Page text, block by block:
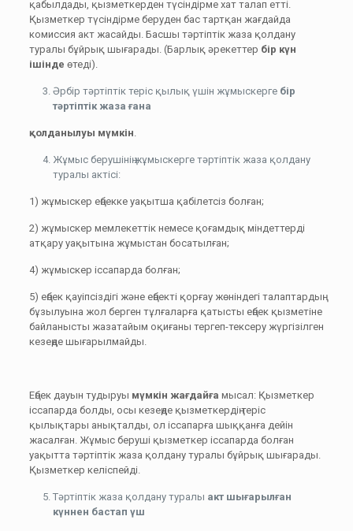
қабылдады, қызметкерден түсіндірме хат талап етті.
Қызметкер түсiндiрме беруден бас тартқан жағдайда
комиссия акт жасайды. Басшы тәртіптік жаза қолдану
туралы бұйрық шығарады. (Барлық әрекеттер бір күн
ішінде өтеді).
Әрбір тәртіптік теріс қылық үшін жұмыскерге бір
тәртіптік жаза ғана
қолданылуы мүмкін.
Жұмыс берушінің жұмыскерге тәртіптік жаза қолдану
туралы актісі:
1) жұмыскер еңбекке уақытша қабілетсіз болған;
2) жұмыскер мемлекеттік немесе қоғамдық міндеттерді
атқару уақытына жұмыстан босатылған;
4) жұмыскер іссапарда болған;
5) еңбек қауіпсіздігі және еңбекті қорғау жөніндегі талаптардың
бұзылуына жол берген тұлғаларға қатысты еңбек қызметіне
байланысты жазатайым оқиғаны тергеп-тексеру жүргізілген
кезеңде шығарылмайды.
Еңбек дауын тудыруы мүмкін жағдайға мысал: Қызметкер
іссапарда болды, осы кезеңде қызметкердің теріс
қылықтары анықталды, ол іссапарға шыққанға дейін
жасалған. Жұмыс беруші қызметкер іссапарда болған
уақытта тәртіптік жаза қолдану туралы бұйрық шығарады.
Қызметкер келіспейді.
Тәртіптік жаза қолдану туралы акт шығарылған
күннен бастап үш